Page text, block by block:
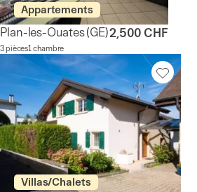
Appartements
Plan-les-Ouates(GE)
3 pièces1 chambre
2,500 CHF
Villas/Chalets